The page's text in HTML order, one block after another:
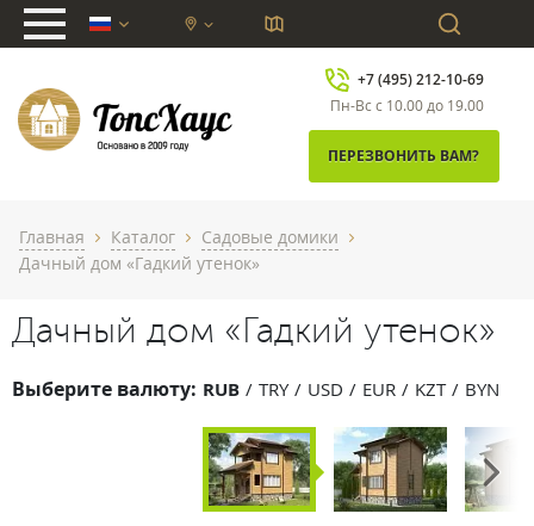
chevron_down
+7 (495) 212-10-69
Пн-Вс с 10.00 до 19.00
ПЕРЕЗВОНИТЬ ВАМ?
Главная chevron_right Каталог chevron_right Садовые домики chevron_right
Дачный дом «Гадкий утенок»
Дачный дом «Гадкий утенок»
Выберите валюту: RUB TRY USD EUR KZT BYN
Next